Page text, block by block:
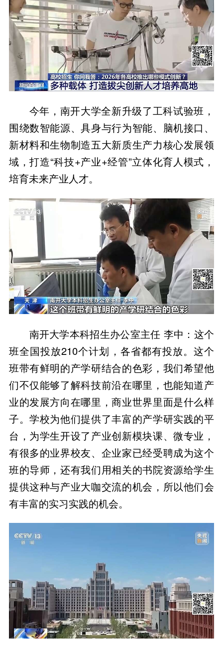
今年，南开大学全新升级了工科试验班，
围绕数智能源、具身与行为智能、脑机接口、
新材料和生物制造五大新质生产力核心发展领
域，打造“科技+产业+经管”立体化育人模式，
培育未来产业人才。
南开大学本科招生办公室主任 李中：这个
班全国投放210个计划，各省都有投放。这个
班带有鲜明的产学研结合的色彩，我们希望他
们不仅能够了解科技前沿在哪里，也能知道产
业的发展方向在哪里，商业世界里面是什么样
子。学校为他们提供了丰富的产学研实践的平
台，为学生开设了产业创新模块课、微专业，
有很多的业界校友、企业家已经受聘成为这个
班的导师，还有我们用相关的书院资源给学生
提供这种与产业大咖交流的机会，所以他们会
有丰富的实习实践的机会。